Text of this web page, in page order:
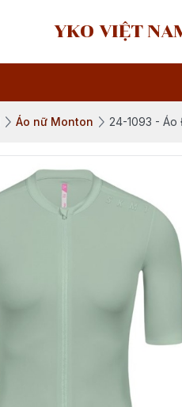
YKO VIỆT
Áo nữ Monton 24-1093 - Áo